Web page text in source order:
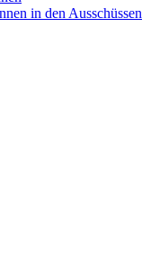
in den Ausschüssen